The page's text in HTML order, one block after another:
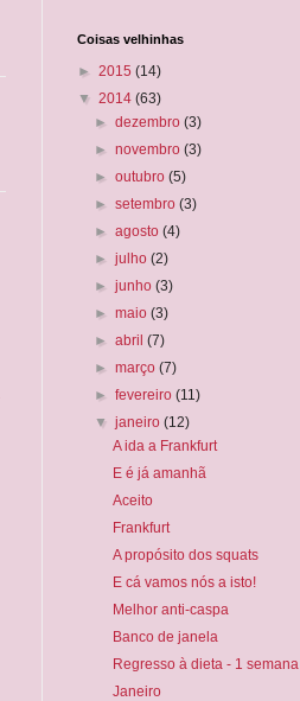
Coisas velhinhas
► 2015 (14)
▼ 2014 (63)
►dezembro(3)
►novembro(3)
►outubro(5)
►setembro(3)
►agosto(4)
►julho(2)
►junho(3)
►maio(3)
►abril(7)
►março(7)
►fevereiro(11)
▼janeiro(12)
A ida a Frankfurt
E é já amanhã
Aceito
Frankfurt
A propósito dos squats
E cá vamos nós a isto!
Melhor anti-caspa
Banco de janela
Regresso à dieta - 1 semana
Janeiro